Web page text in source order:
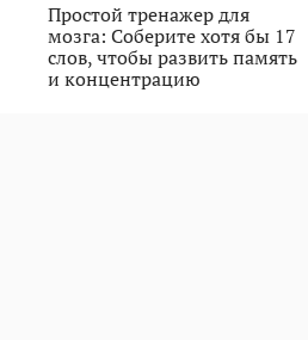
Простой тренажер для
мозга: Соберите хотя бы 17
слов, чтобы развить память
и концентрацию